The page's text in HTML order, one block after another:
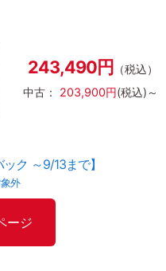
243,490円 （税込）
中古： 203,900円(税込)～
ク ～9/13まで】
外
ージ